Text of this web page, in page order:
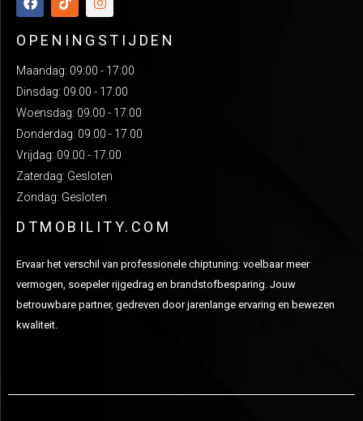
OPENINGSTIJDEN
Maandag: 09:00 - 17:00
Dinsdag: 09.00 - 17.00
Woensdag: 09.00 - 17.00
Donderdag: 09.00 - 17.00
Vrijdag: 09.00 - 17.00
Zaterdag: Gesloten
Zondag: Gesloten
DTMOBILITY.COM
Ervaar het verschil van professionele chiptuning: voelbaar meer
vermogen, soepeler rijgedrag en brandstofbesparing. Jouw
betrouwbare partner, gedreven door jarenlange ervaring en bewezen
kwaliteit.